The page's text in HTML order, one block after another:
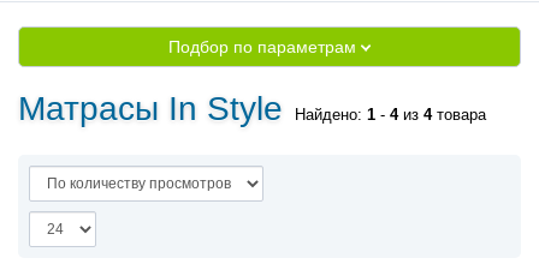
Подбор по параметрам
Матрасы In Style Найдено: 1 - 4из 4товара